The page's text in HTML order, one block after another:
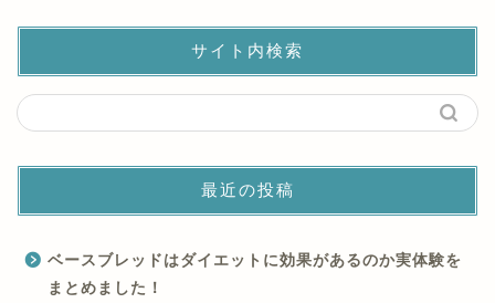
サイト内検索
最近の投稿
ベースブレッドはダイエットに効果があるのか実体験を
まとめました！